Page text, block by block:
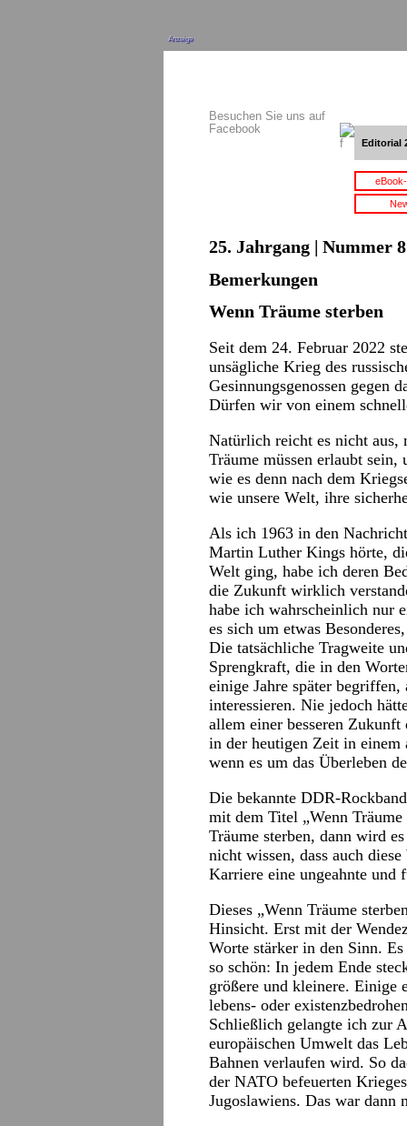
Anzeige
Besuchen Sie uns auf
Facebook
Editorial
25. Jahrgang | Nummer
Bemerkungen
Wenn Träume sterben
Seit dem 24. Februar 2022
unsägliche Krieg des
Gesinnungsgenossen gegen
Dürfen wir von einem
Natürlich reicht es nicht aus,
Träume müssen erlaubt
wie es denn nach dem
wie unsere Welt, ihre
Als ich 1963 in den
Martin Luther Kings hörte,
Welt ging, habe ich deren
die Zukunft wirklich
habe ich wahrscheinlich nur
es sich um etwas
Die tatsächliche Tragweite
Sprengkraft, die in den
einige Jahre später
interessieren. Nie jedoch
allem einer besseren
in der heutigen Zeit in einem
wenn es um das Überleben
Die bekannte DDR-
mit dem Titel „Wenn
Träume sterben, dann wird
nicht wissen, dass auch
Karriere eine ungeahnte
Dieses „Wenn Träume
Hinsicht. Erst mit der
Worte stärker in den Sinn.
so schön: In jedem Ende
größere und kleinere. Einige
lebens- oder
Schließlich gelangte ich zur
europäischen Umwelt das
Bahnen verlaufen wird. So
der NATO befeuerten
Jugoslawiens. Das war dann